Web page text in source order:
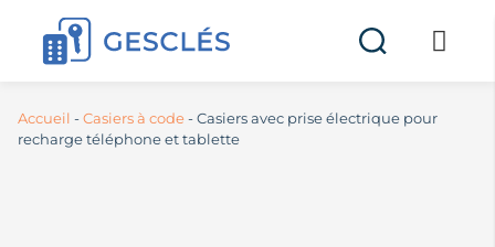
Accueil -Casiers à code-Casiers avec prise électrique pour
recharge téléphone et tablette